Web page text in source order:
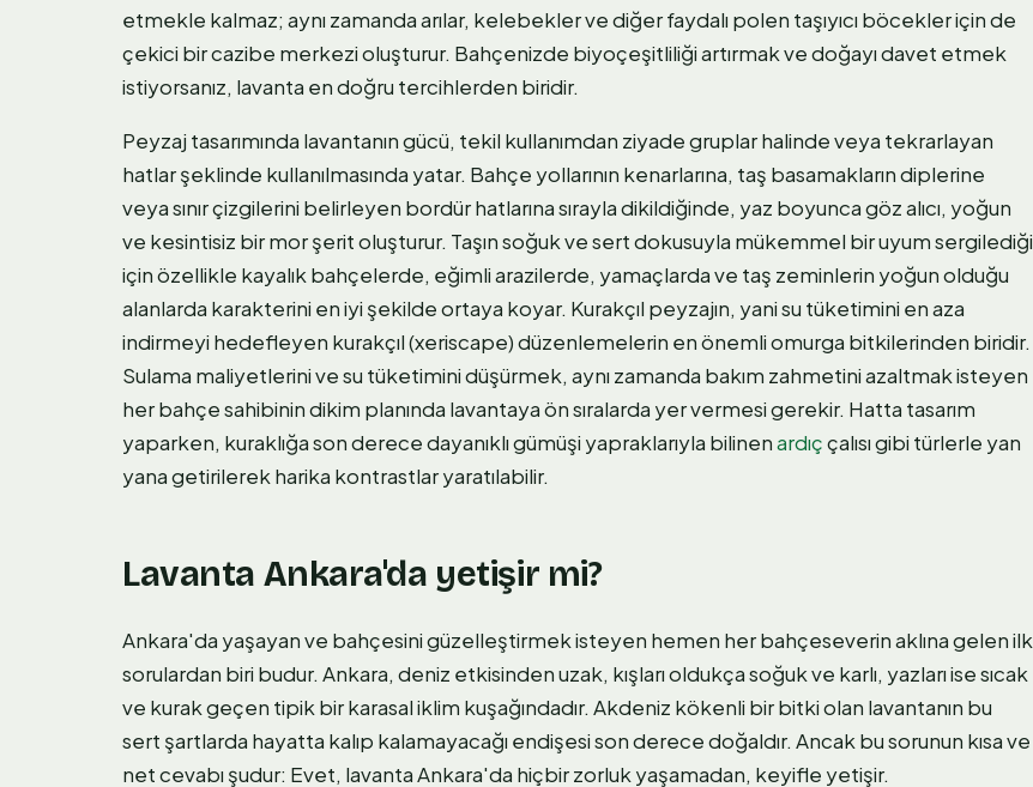
etmekle kalmaz; aynı zamanda arılar, kelebekler ve diğer faydalı polen taşıyıcı böcekler için de
çekici bir cazibe merkezi oluşturur. Bahçenizde biyoçeşitliliği artırmak ve doğayı davet etmek
istiyorsanız, lavanta en doğru tercihlerden biridir.
Peyzaj tasarımında lavantanın gücü, tekil kullanımdan ziyade gruplar halinde veya tekrarlayan
hatlar şeklinde kullanılmasında yatar. Bahçe yollarının kenarlarına, taş basamakların diplerine
veya sınır çizgilerini belirleyen bordür hatlarına sırayla dikildiğinde, yaz boyunca göz alıcı, yoğun
ve kesintisiz bir mor şerit oluşturur. Taşın soğuk ve sert dokusuyla mükemmel bir uyum sergilediği
için özellikle kayalık bahçelerde, eğimli arazilerde, yamaçlarda ve taş zeminlerin yoğun olduğu
alanlarda karakterini en iyi şekilde ortaya koyar. Kurakçıl peyzajın, yani su tüketimini en aza
indirmeyi hedefleyen kurakçıl (xeriscape) düzenlemelerin en önemli omurga bitkilerinden biridir.
Sulama maliyetlerini ve su tüketimini düşürmek, aynı zamanda bakım zahmetini azaltmak isteyen
her bahçe sahibinin dikim planında lavantaya ön sıralarda yer vermesi gerekir. Hatta tasarım
yaparken, kuraklığa son derece dayanıklı gümüşi yapraklarıyla bilinenardıççalısı gibi türlerle yan
yana getirilerek harika kontrastlar yaratılabilir.
Lavanta Ankara'da yetişir mi?
Ankara'da yaşayan ve bahçesini güzelleştirmek isteyen hemen her bahçeseverin aklına gelen ilk
sorulardan biri budur. Ankara, deniz etkisinden uzak, kışları oldukça soğuk ve karlı, yazları ise sıcak
ve kurak geçen tipik bir karasal iklim kuşağındadır. Akdeniz kökenli bir bitki olan lavantanın bu
sert şartlarda hayatta kalıp kalamayacağı endişesi son derece doğaldır. Ancak bu sorunun kısa ve
net cevabı şudur: Evet, lavanta Ankara'da hiçbir zorluk yaşamadan, keyifle yetişir.